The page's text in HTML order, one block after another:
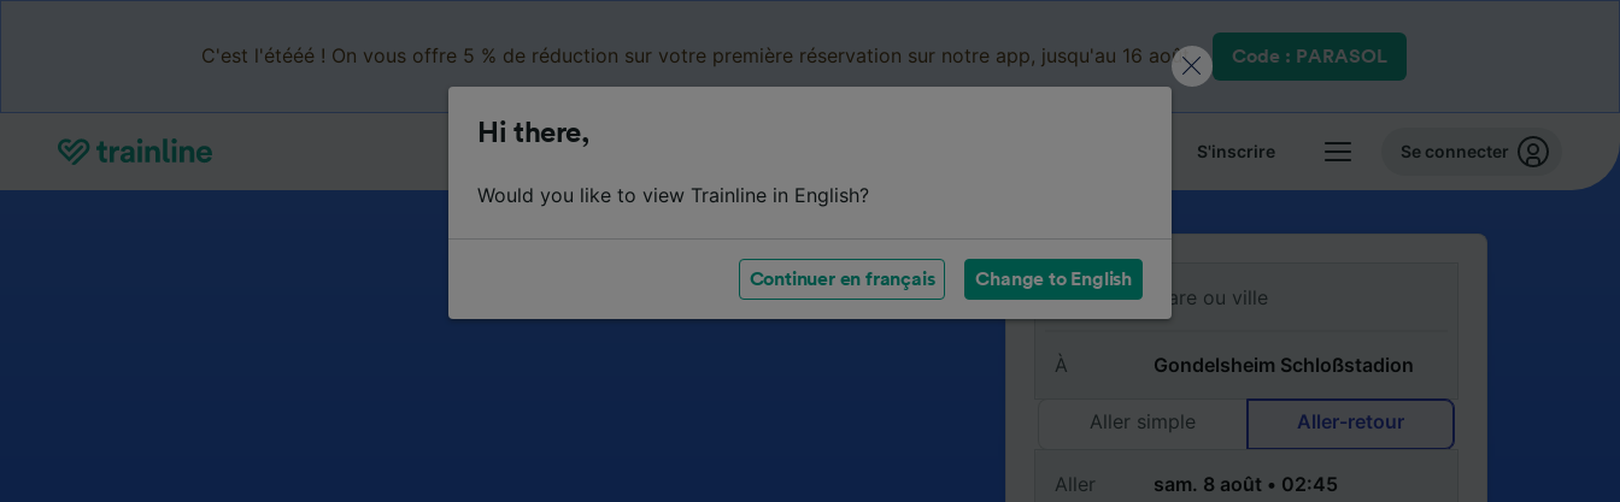
C'est l'étééé ! On vous offre 5 % de réduction sur votre première réservation sur notre app, jusqu'au 16 août. Code : PARASOL
S'inscrire Se connecter
De
À
Aller simple Aller-retour
Aller
Hi there,
Would you like to view Trainline in English?
Continuer en français Change to English